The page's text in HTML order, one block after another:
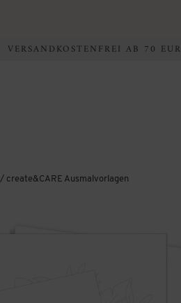
VERSANDKOSTENFREI AB 70
/ create&CARE Ausmalvorlagen